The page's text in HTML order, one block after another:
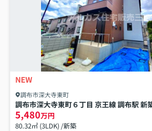
NEW
調布市深大寺東町
調布市深大寺東町６丁目 京王線 調布駅 新
5,480万円
80.32㎡ (3LDK) /新築